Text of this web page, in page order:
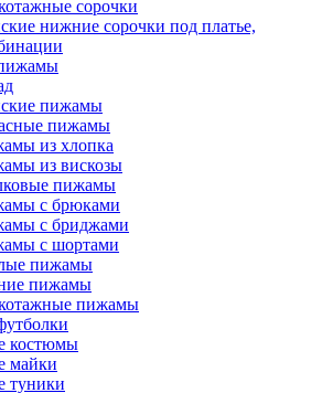
сорочки
нижние сорочки под платье,
пижамы
пижамы
из хлопка
из вискозы
пижамы
с брюками
с бриджами
с шортами
пижамы
пижамы
пижамы
костюмы
майки
туники